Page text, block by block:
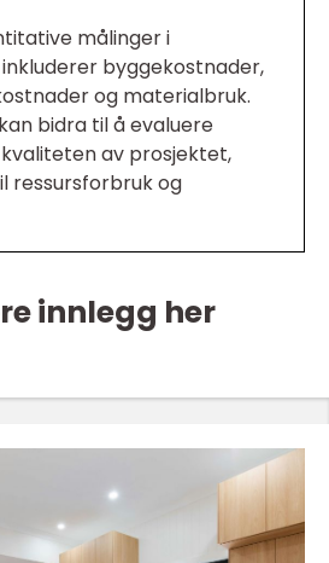
målinger i
byggekostnader,
og materialbruk.
bidra til å evaluere
av prosjektet,
ressursforbruk og
innlegg her